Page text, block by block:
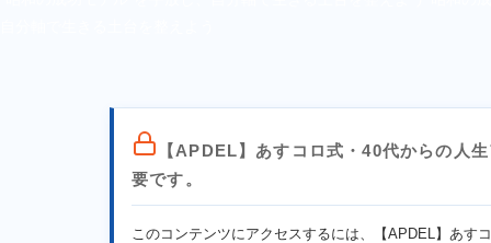
【APDEL】あすコロ式・40代からの人
要です。
このコンテンツにアクセスするには、【APDEL】あす